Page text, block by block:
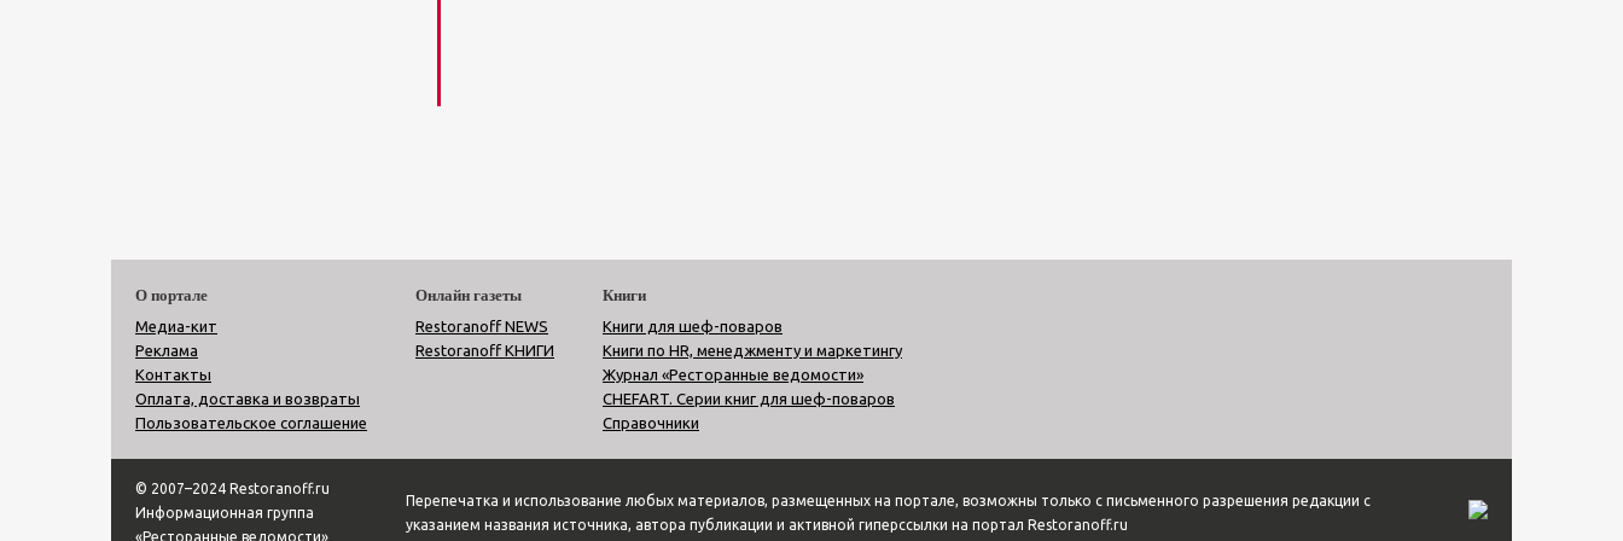
О портале
Медиа-кит
Реклама
Контакты
Оплата, доставка и возвраты
Пользовательское соглашение
Онлайн газеты
Restoranoff NEWS
Restoranoff КНИГИ
Книги
Книги для шеф-поваров
Книги по HR, менеджменту и маркетингу
Журнал «Ресторанные ведомости»
CHEFART. Серии книг для шеф-поваров
Справочники
© 2007–2024 Restoranoff.ru
Информационная группа
«Ресторанные ведомости»
Перепечатка и использование любых материалов, размещенных на портале, возможны только с письменного разрешения редакции с
указанием названия источника, автора публикации и активной гиперссылки на портал Restoranoff.ru